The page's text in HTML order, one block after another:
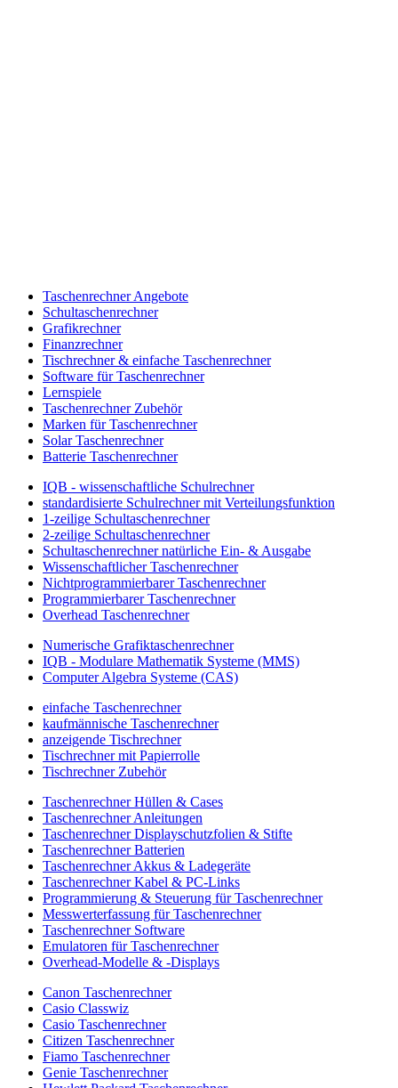
Taschenrechner Angebote
Schultaschenrechner
Grafikrechner
Finanzrechner
Tischrechner & einfache Taschenrechner
Software für Taschenrechner
Lernspiele
Taschenrechner Zubehör
Marken für Taschenrechner
Solar Taschenrechner
Batterie Taschenrechner
IQB - wissenschaftliche Schulrechner
standardisierte Schulrechner mit Verteilungsfunktion
1-zeilige Schultaschenrechner
2-zeilige Schultaschenrechner
Schultaschenrechner natürliche Ein- & Ausgabe
Wissenschaftlicher Taschenrechner
Nichtprogrammierbarer Taschenrechner
Programmierbarer Taschenrechner
Overhead Taschenrechner
Numerische Grafiktaschenrechner
IQB - Modulare Mathematik Systeme (MMS)
Computer Algebra Systeme (CAS)
einfache Taschenrechner
kaufmännische Taschenrechner
anzeigende Tischrechner
Tischrechner mit Papierrolle
Tischrechner Zubehör
Taschenrechner Hüllen & Cases
Taschenrechner Anleitungen
Taschenrechner Displayschutzfolien & Stifte
Taschenrechner Batterien
Taschenrechner Akkus & Ladegeräte
Taschenrechner Kabel & PC-Links
Programmierung & Steuerung für Taschenrechner
Messwerterfassung für Taschenrechner
Taschenrechner Software
Emulatoren für Taschenrechner
Overhead-Modelle & -Displays
Canon Taschenrechner
Casio Classwiz
Casio Taschenrechner
Citizen Taschenrechner
Fiamo Taschenrechner
Genie Taschenrechner